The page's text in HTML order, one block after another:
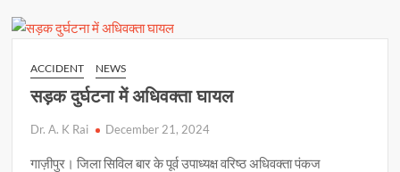
ACCIDENT NEWS
सड़क दुर्घटना में अधिवक्ता घायल
Dr. A. K Rai December 21, 2024
गाज़ीपुर। जिला सिविल बार के पूर्व उपाध्यक्ष वरिष्ठ अधिवक्ता पंकज